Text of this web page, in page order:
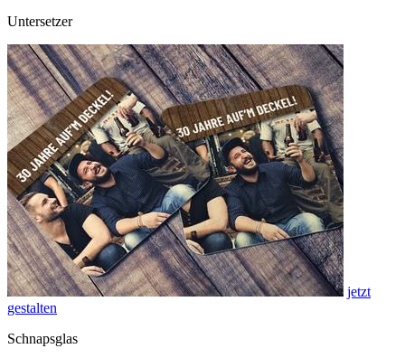
Untersetzer
jetzt
gestalten
Schnapsglas